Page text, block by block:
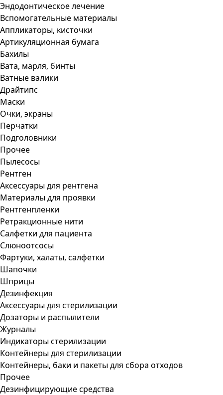
Эндодонтическое лечение
Вспомогательные материалы
Аппликаторы, кисточки
Артикуляционная бумага
Бахилы
Вата, марля, бинты
Ватные валики
Драйтипс
Маски
Очки, экраны
Перчатки
Подголовники
Прочее
Пылесосы
Рентген
Аксессуары для рентгена
Материалы для проявки
Рентгенпленки
Ретракционные нити
Салфетки для пациента
Слюноотсосы
Фартуки, халаты, салфетки
Шапочки
Шприцы
Дезинфекция
Аксессуары для стерилизации
Дозаторы и распылители
Журналы
Индикаторы стерилизации
Контейнеры для стерилизации
Контейнеры, баки и пакеты для сбора отходов
Прочее
Дезинфицирующие средства